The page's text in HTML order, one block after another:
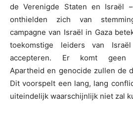
de Verenigde Staten en Israël
onthielden zich van
campagne van Israël in Gaza
toekomstige leiders van
accepteren. Er komt geen
Apartheid en genocide zullen de
Dit voorspelt een lang, lang
uiteindelijk waarschijnlijk niet zal